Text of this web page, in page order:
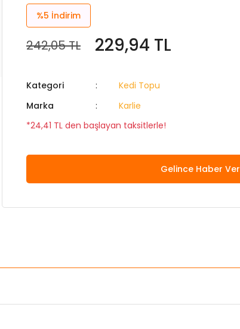
%5 İndirim
242,05 TL 229,94 TL
Kategori
Kedi Topu
Marka
Karlie
*24,41 TL den başlayan taksitlerle!
Gelince Haber Ver